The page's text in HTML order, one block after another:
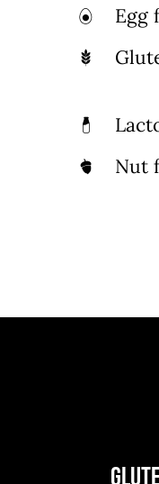
Egg
Nut